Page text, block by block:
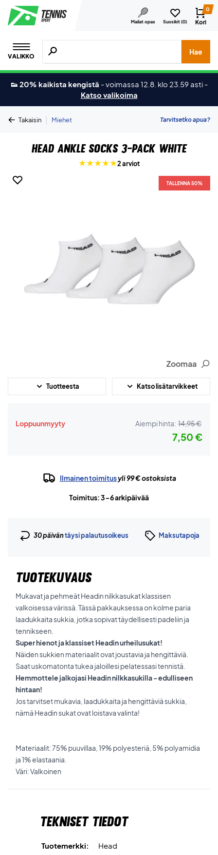
Mailat opas Suosikit (0)
0
Kori
VALIKKO
Hae tuotteita, merkkejä jne.
Hae
👟 20% kaikista kengistä -voimassa 12.8. klo 23.59 asti -
Katso valikoima
Takaisin | Miehet Tarvitsetko apua?
Head Ankle Socks 3-pack White
2 arviot
TALLENNA 50%
Zoomaa
Tuotteesta Katso lisätarvikkeet
Loppuunmyyty Aiempi hinta: 14,95 €
7,50 €
Ilmainen toimitusyli 99 € ostoksista
Toimitus: 3-6 arkipäivää
30 päiväntäysi palautusoikeus Maksutapoja
TUOTEKUVAUS
Mukavat ja pehmeät Headin nilkkasukat klassisen
valkoisessa värissä. Tässä pakkauksessa on kolme paria
laadukkaita sukkia, jotka sopivat täydellisesti padeliin ja
tennikseen.
Super hienot ja klassiset Headin urheilusukat!
Näiden sukkien materiaalit ovat joustavia ja hengittäviä.
Saat uskomatonta tukea jaloillesi pelatessasi tennistä.
Hemmottele jalkojasi Headin nilkkasukilla - edulliseen
hintaan!
Jos tarvitset mukavia, laadukkaita ja hengittäviä sukkia,
nämä Headin sukat ovat loistava valinta!
Materiaalit: 75% puuvillaa, 19% polyesteriä, 5% polyamidia
ja 1% elastaania.
Väri: Valkoinen
Tekniset tiedot
Tuotemerkki:
Head